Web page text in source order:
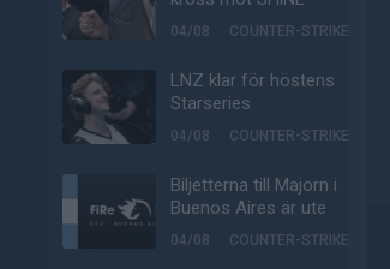
04/08 COUNTER-STRIKE
LNZ klar för höstens
Starseries
04/08 COUNTER-STRIKE
Biljetterna till Majorn i
Buenos Aires är ute
04/08 COUNTER-STRIKE